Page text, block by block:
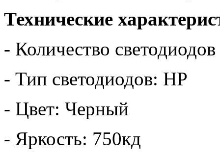
Технические
- Количество
- Тип светодиодов: HP
- Цвет: Черный
- Яркость: 750кд